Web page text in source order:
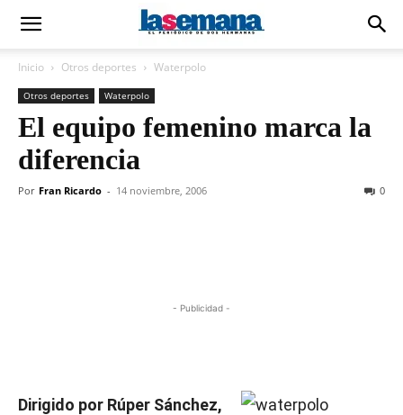
Inicio Otros deportes Waterpolo
Otros deportes Waterpolo
El equipo femenino marca la
diferencia
Por Fran Ricardo - 14 noviembre, 2006 0
- Publicidad -
Dirigido por Rúper Sánchez,